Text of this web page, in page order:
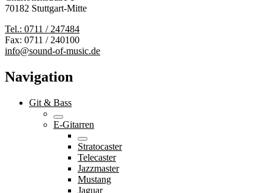
70182 Stuttgart-Mitte
Tel.: 0711 / 247484
Fax: 0711 / 240100
info@sound-of-music.de
Navigation
Git & Bass
E-Gitarren
Stratocaster
Telecaster
Jazzmaster
Mustang
Jaguar